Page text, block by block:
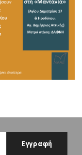
Εγγραφή